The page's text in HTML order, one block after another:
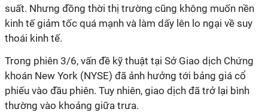
suất. Nhưng đồng thời thị trường cũng không muốn nền
kinh tế giảm tốc quá mạnh và làm dấy lên lo ngại về suy
thoái kinh tế.
Trong phiên 3/6, vấn đề kỹ thuật tại Sở Giao dịch Chứng
khoán New York (NYSE) đã ảnh hưởng tới bảng giá cổ
phiếu vào đầu phiên. Tuy nhiên, giao dịch đã trở lại bình
thường vào khoảng giữa trưa.